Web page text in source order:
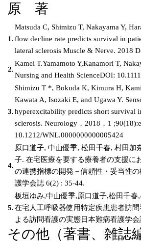
原 著
1.
Matsuda C, Shimizu T, Nakayama Y,
flow decline rate predicts survival in
lateral sclerosis Muscle & Nerve. 2018
2.
Kamei T.Yamamoto Y,Kanamori T,
Nursing and Health ScienceDOI:
3.
Shimizu T *, Bokuda K, Kimura H,
Kawata A, Isozaki E, and Ugawa Y.
hyperexcitability predicts short survival
sclerosis. Neurology．2018．1
10.1212/WNL.0000000000005424
4.
原口道子, 中山優季, 松田千春, 村田加
子. 在宅医療を要する療養者の支援に
の連携指標の開発－信頼性・妥当性
護学会誌 6(2) : 35-44.
5.
板垣ゆみ,中山優季,原口道子,松田千春
在宅人工呼吸器使用特定疾患患者訪
よる訪問看護の実態日本難病看護学会
その他（著書、雑誌